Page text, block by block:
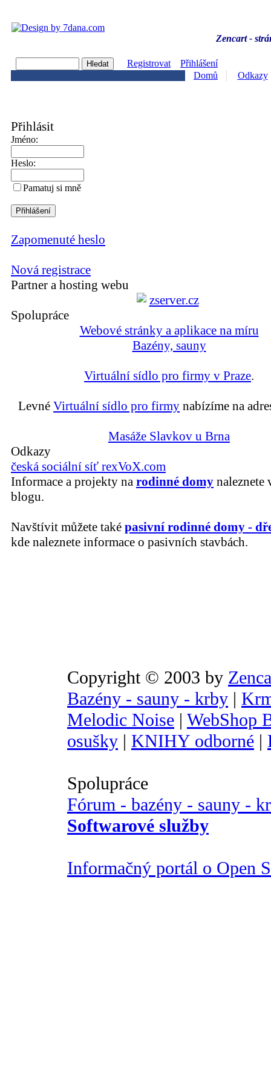
Zencart -
Registrovat
Přihlášení
Domů
Odkazy
Přihlásit
Jméno:
Heslo:
Pamatuj si mně
Zapomenuté heslo
Nová registrace
Partner a hosting webu
Spolupráce
Webové stránky a aplikace na míru
Bazény, sauny
Virtuální sídlo pro firmy v Praze.
Levné Virtuální sídlo pro firmy nabízíme na
Masáže Slavkov u Brna
Odkazy
česká sociální síť rexVoX.com
Informace a projekty na rodinné domy naleznete
blogu.
Navštívit můžete také pasivní rodinné domy -
kde naleznete informace o pasivních stavbách.
Copyright © 2003 by
Bazény - sauny - krby |
Melodic Noise | WebShop
osušky | KNIHY odborné |
Spolupráce
Fórum - bazény - sauny -
Softwarové služby
Informačný portál o Open